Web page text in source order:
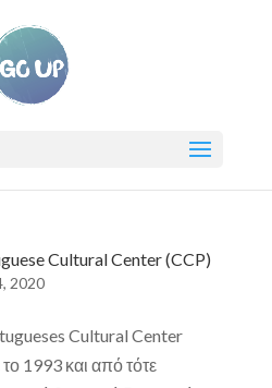
Cultural Center (CCP)
2020
Cultural Center
1993 και από τότε